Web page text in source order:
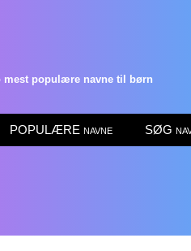
mest populære navne til børn
POPULÆRE navne SØG